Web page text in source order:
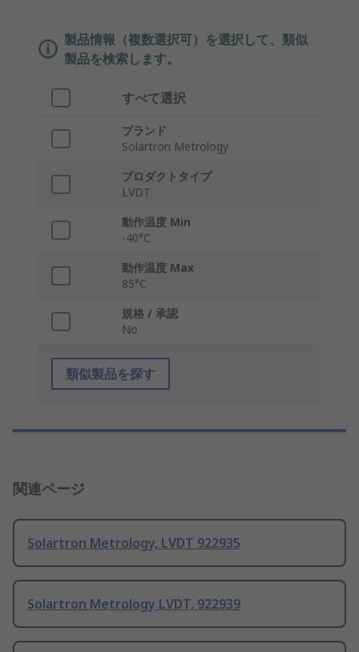
製品情報（複数選択可）を選択して、類似
製品を検索します。
すべて選択
ブランド
Solartron Metrology
プロダクトタイプ
LVDT
動作温度 Min
-40°C
動作温度 Max
85°C
規格 / 承認
No
類似製品を探す
関連ページ
Solartron Metrology, LVDT 922935
Solartron Metrology LVDT, 922939